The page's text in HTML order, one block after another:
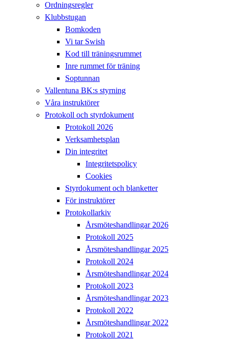
Ordningsregler
Klubbstugan
Bomkoden
Vi tar Swish
Kod till träningsrummet
Inre rummet för träning
Soptunnan
Vallentuna BK:s styrning
Våra instruktörer
Protokoll och styrdokument
Protokoll 2026
Verksamhetsplan
Din integritet
Integritetspolicy
Cookies
Styrdokument och blanketter
För instruktörer
Protokollarkiv
Årsmöteshandlingar 2026
Protokoll 2025
Årsmöteshandlingar 2025
Protokoll 2024
Årsmöteshandlingar 2024
Protokoll 2023
Årsmöteshandlingar 2023
Protokoll 2022
Årsmöteshandlingar 2022
Protokoll 2021